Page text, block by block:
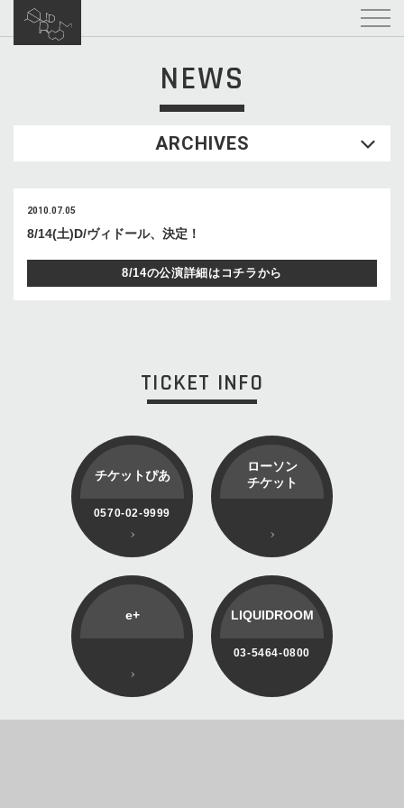
NEWS
ARCHIVES
2010.07.05
8/14(土)D/ヴィドール、決定！
8/14の公演詳細はコチラから
TICKET INFO
チケットぴあ
0570-02-9999
ローソン
チケット
e+ LIQUIDROOM
03-5464-0800